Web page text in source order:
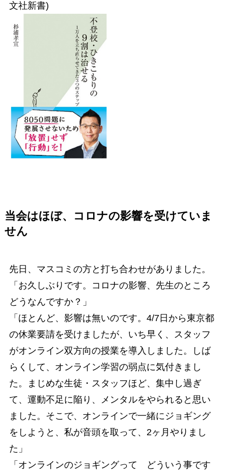
文社新書)
当会はほぼ、コロナの影響を受けていま
せん
先日、マスコミの方と打ち合わせがありました。
「お久しぶりです。コロナの影響、先生のところ
どうなんですか？」
「ほとんど、影響は無いのです。4/7日から東京都
の休業要請を受けましたが、いち早く、スタッフ
がオンライン双方向の授業を導入しました。しば
らくして、オンライン学習の弱点に気付きまし
た。まじめな生徒・スタッフほど、集中し過ぎ
て、運動不足に陥り、メンタルをやられると思い
ました。そこで、オンラインで一緒にジョギング
をしようと、私が音頭を取って、2ヶ月やりまし
た」
「オンラインのジョギングって どういう事です